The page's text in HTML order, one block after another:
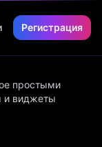
Регистрация
простыми
и виджеты